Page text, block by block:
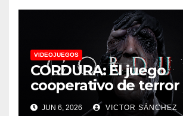
VIDEOJUEGOS
CORDURA: El juego
cooperativo de terror
supervivencia AA
JUN 6, 2026 VICTOR SÁNCHEZ